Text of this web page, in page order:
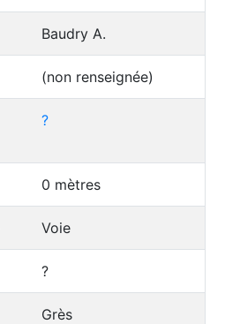
Baudry A.
(non renseignée)
?
0 mètres
Voie
?
Grès